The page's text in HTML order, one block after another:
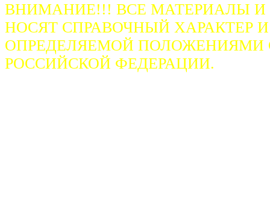
ВНИМАНИЕ!!! ВСЕ МАТЕРИАЛЫ
НОСЯТ СПРАВОЧНЫЙ ХАРАКТЕР
ОПРЕДЕЛЯЕМОЙ ПОЛОЖЕНИЯМИ
РОССИЙСКОЙ ФЕДЕРАЦИИ.